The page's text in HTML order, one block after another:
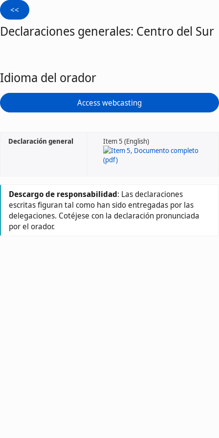
Declaraciones generales: Centro del Sur
Idioma del orador
Access webcasting
Declaración general Item 5 (English)
Descargo de responsabilidad: Las declaraciones
escritas figuran tal como han sido entregadas por las
delegaciones. Cotéjese con la declaración pronunciada
por el orador.